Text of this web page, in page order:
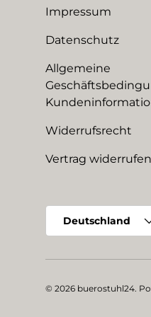
Impressum
Datenschutz
Allgemeine
Widerrufsrecht
Vertrag widerrufen
Deutschland
© 2026 buerostuhl24.